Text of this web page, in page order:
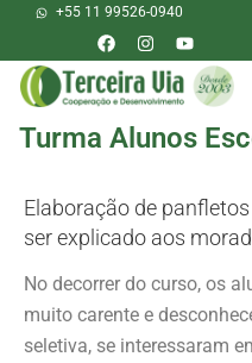
+55 11 99526-0940
Turma Alunos
Elaboração de
ser explicado aos
No decorrer do curso, os
muito carente e
seletiva, se interessaram